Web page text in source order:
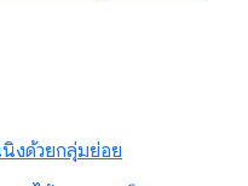
งด้วยกลุ่มย่อย